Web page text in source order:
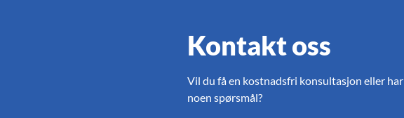
Kontakt oss
Vil du få en kostnadsfri konsultasjon eller har
noen spørsmål?